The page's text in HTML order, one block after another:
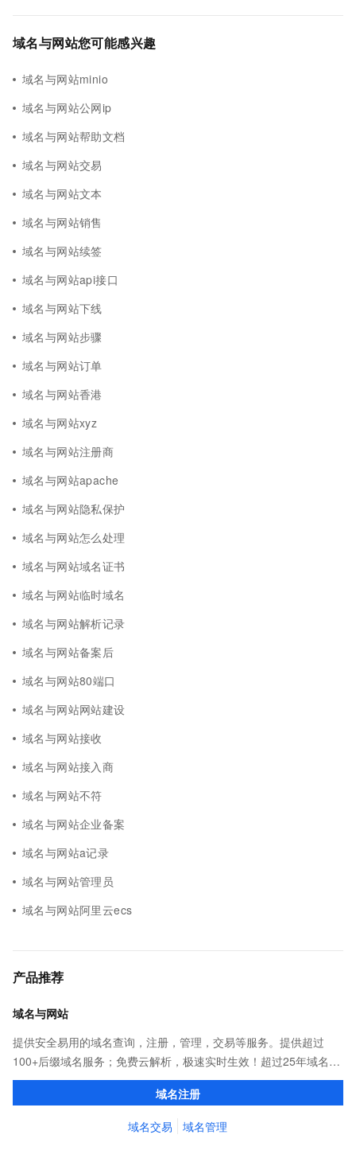
域名与网站您可能感兴趣
域名与网站minio
域名与网站公网ip
域名与网站帮助文档
域名与网站交易
域名与网站文本
域名与网站销售
域名与网站续签
域名与网站api接口
域名与网站下线
域名与网站步骤
域名与网站订单
域名与网站香港
域名与网站xyz
域名与网站注册商
域名与网站apache
域名与网站隐私保护
域名与网站怎么处理
域名与网站域名证书
域名与网站临时域名
域名与网站解析记录
域名与网站备案后
域名与网站80端口
域名与网站网站建设
域名与网站接收
域名与网站接入商
域名与网站不符
域名与网站企业备案
域名与网站a记录
域名与网站管理员
域名与网站阿里云ecs
产品推荐
域名与网站
提供安全易用的域名查询，注册，管理，交易等服务。提供超过
100+后缀域名服务；免费云解析，极速实时生效！超过25年域名服
务经验，累计超过4000万个域名在阿里云注册，连续多年市场NO.1
域名注册
域名交易 域名管理